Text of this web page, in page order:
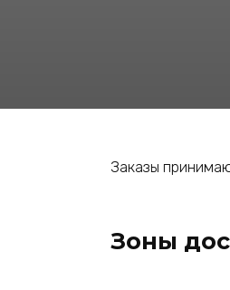
Заказы
Зоны